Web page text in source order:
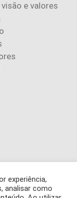
e valores
experiência,
analisar como